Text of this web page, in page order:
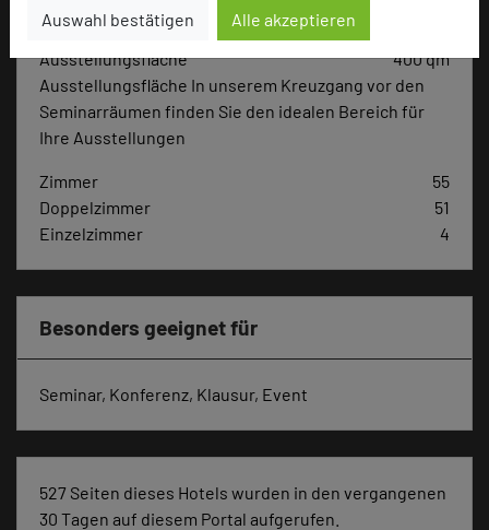
Auswahl bestätigen Alle akzeptieren
Tagungsräume
Ausstellungsfläche
400 qm
Ausstellungsfläche In unserem Kreuzgang vor den
Seminarräumen finden Sie den idealen Bereich für
Ihre Ausstellungen
Zimmer
55
Doppelzimmer
51
Einzelzimmer
4
Besonders geeignet für
Seminar, Konferenz, Klausur, Event
527 Seiten dieses Hotels wurden in den vergangenen
30 Tagen auf diesem Portal aufgerufen.